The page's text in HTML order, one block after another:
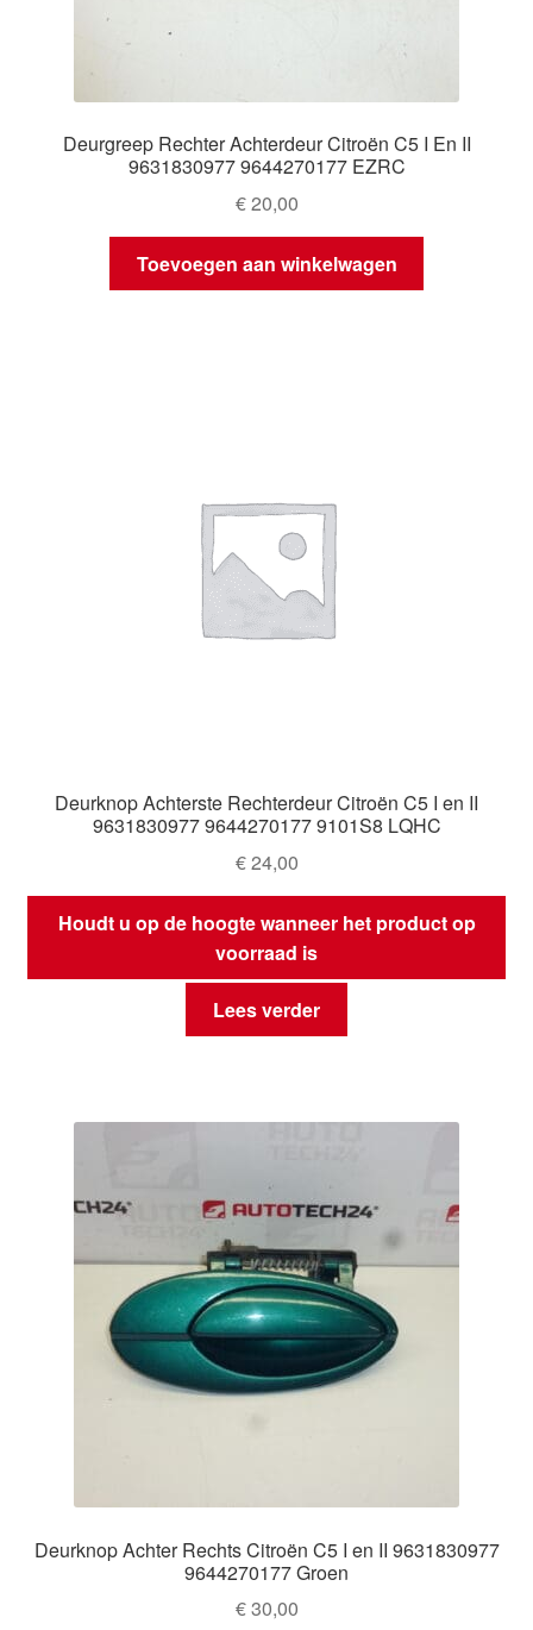
Deurgreep Rechter Achterdeur Citroën C5 I En II
9631830977 9644270177 EZRC
€20,00
Toevoegen aan winkelwagen
Deurknop Achterste Rechterdeur Citroën C5 I en II
9631830977 9644270177 9101S8 LQHC
€24,00
Houdt u op de hoogte wanneer het product op
voorraad is
Lees verder
Deurknop Achter Rechts Citroën C5 I en II 9631830977
9644270177 Groen
€30,00